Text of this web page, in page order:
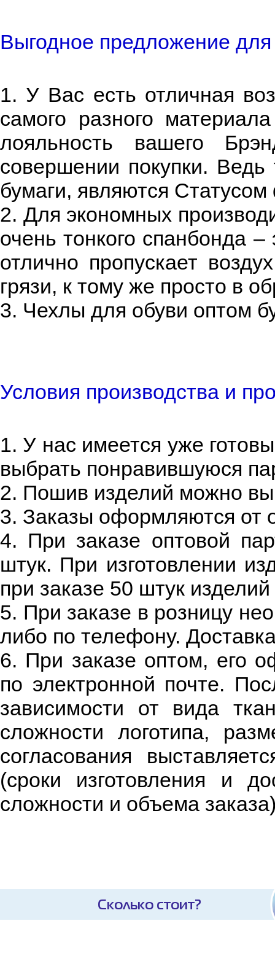
Выгодное предложение
1. У Вас есть отличная
самого разного
лояльность вашего
совершении покупки.
бумаги, являются
2. Для экономных
очень тонкого спанбонда
отлично пропускает
грязи, к тому же просто в
3. Чехлы для обуви оптом
Условия производства и
1. У нас имеется уже
выбрать понравившуюся
2. Пошив изделий можно
3. Заказы оформляются от
4. При заказе оптовой
штук. При изготовлении
при заказе 50 штук
5. При заказе в розницу
либо по телефону.
6. При заказе оптом, его
по электронной почте.
зависимости от вида
сложности логотипа,
согласования
(сроки изготовления и
сложности и объема
Сколько стоит?